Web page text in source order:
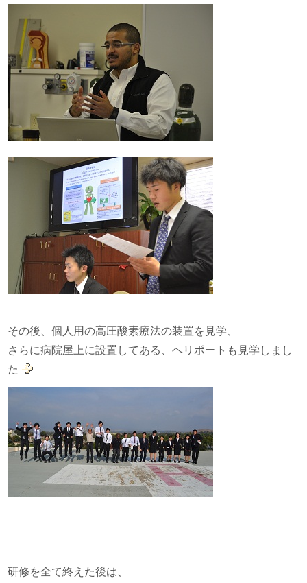
その後、個人用の高圧酸素療法の装置を見学、
さらに病院屋上に設置してある、ヘリポートも見学しまし
た
研修を全て終えた後は、